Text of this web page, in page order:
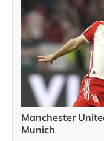
Manchester
Munich